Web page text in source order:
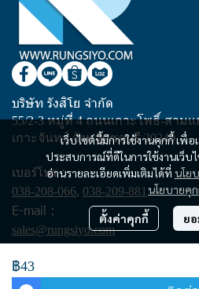
฿43
เว็บไซต์นี้มีการใช้งานคุกกี้ เพื่
ประสบการณ์ที่ดีในการใช้งานเว็บ
อ่านรายละเอียดเพิ่มเติมได้ที่ นโย
นโยบายคุ
ตั้งค่าคุกกี้ ย
บริษัท รังสิโย จำกัด
55/2-3 หมู่ที่ 4 ถนนเกาะโพธิ์-สาม
เกาะจันทร์ จังหวัดชลบุรี 20240
เบอร์โทร :
038-208-066, 038-209-881
E-mail :
sales@rungsiyo.com
Copyright | All Rights Reserved |